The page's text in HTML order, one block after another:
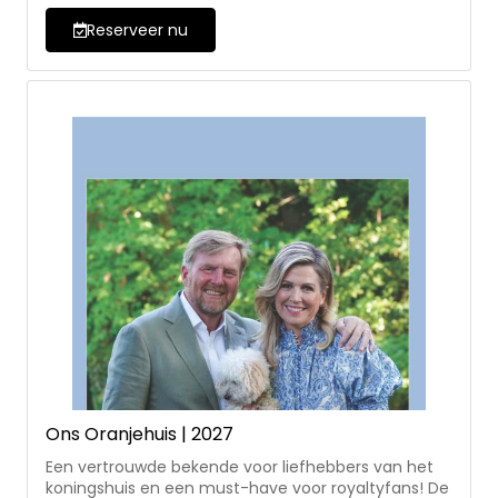
Reserveer nu
Ons Oranjehuis | 2027
Een vertrouwde bekende voor liefhebbers van het
koningshuis en een must-have voor royaltyfans! De